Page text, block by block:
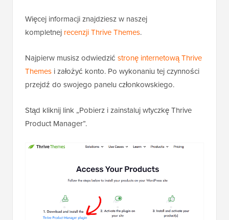
Więcej informacji znajdziesz w naszej
kompletnej recenzji Thrive Themes.
Najpierw musisz odwiedzić stronę internetową Thrive
Themes i założyć konto. Po wykonaniu tej czynności
przejdź do swojego panelu członkowskiego.
Stąd kliknij link „Pobierz i zainstaluj wtyczkę Thrive
Product Manager”.